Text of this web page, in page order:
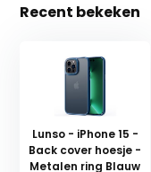
Recent bekeken
Lunso - iPhone 15 -
Back cover hoesje -
Metalen ring Blauw